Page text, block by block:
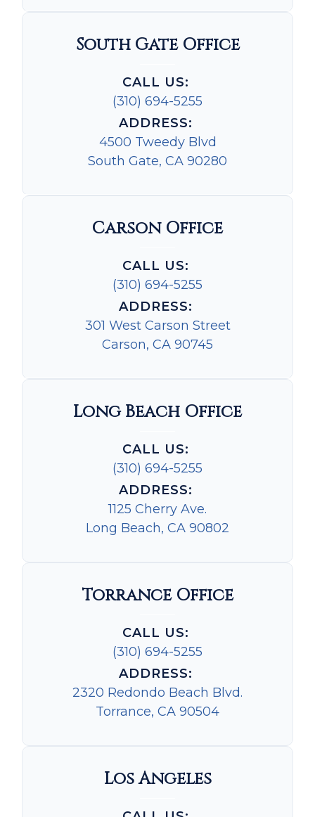
South Gate Office
CALL US:
(310) 694-5255
ADDRESS:
4500 Tweedy Blvd
South Gate, CA 90280
Carson Office
CALL US:
(310) 694-5255
ADDRESS:
301 West Carson Street
Carson, CA 90745
Long Beach Office
CALL US:
(310) 694-5255
ADDRESS:
1125 Cherry Ave.
Long Beach, CA 90802
Torrance Office
CALL US:
(310) 694-5255
ADDRESS:
2320 Redondo Beach Blvd.
Torrance, CA 90504
Los Angeles